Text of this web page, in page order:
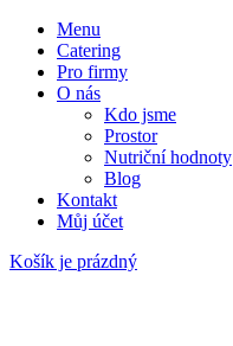
Menu
Catering
Pro firmy
O nás
Kdo jsme
Prostor
Nutriční hodnoty
Blog
Kontakt
Můj účet
Košík je prázdný